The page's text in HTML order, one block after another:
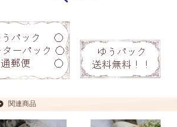
関連商品